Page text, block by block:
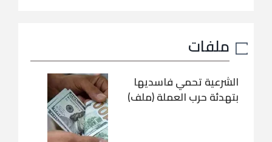
ملفات
الشرعية تحمي فاسديها
بتهدئة حرب العملة (ملف)